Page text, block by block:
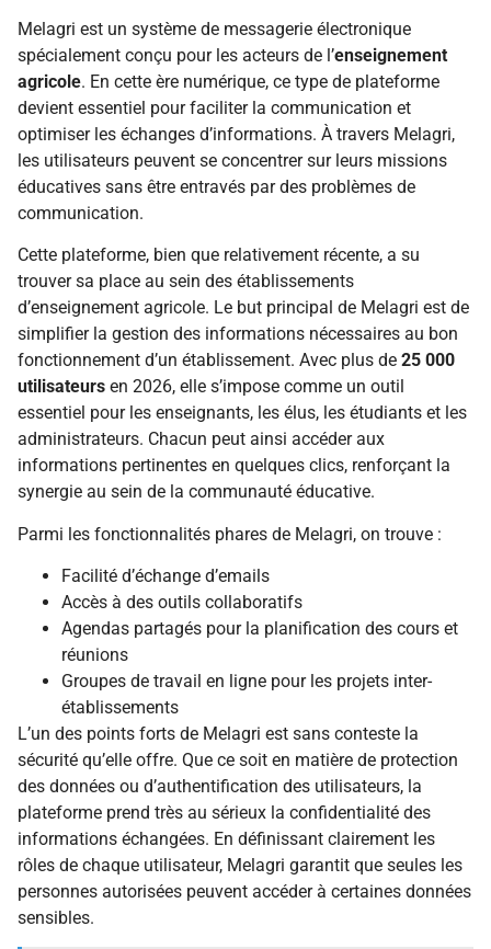
Melagri est un système de messagerie électronique
spécialement conçu pour les acteurs de l’enseignement
agricole. En cette ère numérique, ce type de plateforme
devient essentiel pour faciliter la communication et
optimiser les échanges d’informations. À travers Melagri,
les utilisateurs peuvent se concentrer sur leurs missions
éducatives sans être entravés par des problèmes de
communication.
Cette plateforme, bien que relativement récente, a su
trouver sa place au sein des établissements
d’enseignement agricole. Le but principal de Melagri est de
simplifier la gestion des informations nécessaires au bon
fonctionnement d’un établissement. Avec plus de 25 000
utilisateurs en 2026, elle s’impose comme un outil
essentiel pour les enseignants, les élus, les étudiants et les
administrateurs. Chacun peut ainsi accéder aux
informations pertinentes en quelques clics, renforçant la
synergie au sein de la communauté éducative.
Parmi les fonctionnalités phares de Melagri, on trouve :
Facilité d’échange d’emails
Accès à des outils collaboratifs
Agendas partagés pour la planification des cours et
réunions
Groupes de travail en ligne pour les projets inter-
établissements
L’un des points forts de Melagri est sans conteste la
sécurité qu’elle offre. Que ce soit en matière de protection
des données ou d’authentification des utilisateurs, la
plateforme prend très au sérieux la confidentialité des
informations échangées. En définissant clairement les
rôles de chaque utilisateur, Melagri garantit que seules les
personnes autorisées peuvent accéder à certaines données
sensibles.